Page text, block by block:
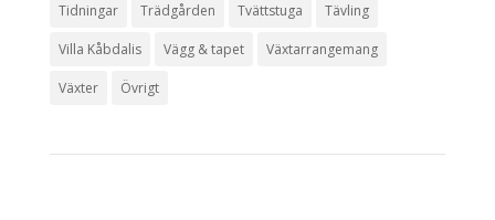
Tidningar Trädgården Tvättstuga Tävling
Villa Kåbdalis Vägg & tapet Växtarrangemang
Växter Övrigt